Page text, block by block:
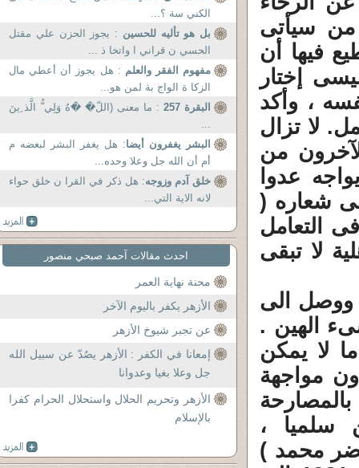
من سيأتى
فيها أن
إختار
، وأكد
لا تزال
من
عدوا
شعاره (
التعامل
لا تبقى
ووصل الى
الهين .
لا يمكن
مواجهة
سلميا ،
محمد )
الكني سة ؟...
بل هو تأليه للحسين : يجوز الحزن علي مقتل
الحسي ن قراني ا واتخا ذ ...
مفهوم الفقر والعلم : هل يجوز أن أعطي مال
الزكا ة الواج بة لمن هو...
البقرة 257
: ما معنى (اللّ� �هُ وَلِي ُّ الَّذ ِينَ
...
البشر يغفرون أيضا: هل يغفر البشر لبعضه م
أم أن الله جل وعلا وحده...
خلق آدم وزوجه: هل ذكر في القرا ن خلق حواء
لانه الاية التي...
احدث مقالات آحمد صبحي منصور
محنة نهاية العمر
الأزهر يكفر باليوم الآخر
عن تجبر شيوخ الأزهر
إمعانا في الكفر : الأزهر يصُدّ عن سبيل الله
جل وعلا بغيا وعدوانا
الأزهر وتحريم الحلال واستحلال الحرام كفرا
بالإسلام